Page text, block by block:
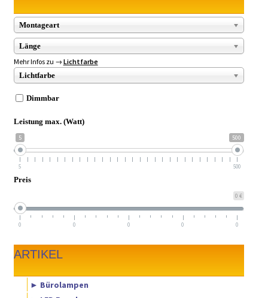
Montageart
Länge
Mehr Infos zu → Lichtfarbe
Lichtfarbe
Dimmbar
Leistung max. (Watt)
5 500
5 500
Preis
0 €
0 0 0 0 0
ARTIKEL
► Bürolampen